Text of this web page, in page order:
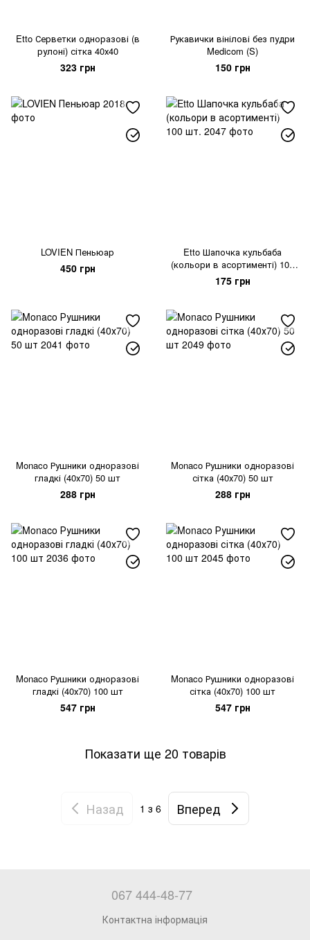
Etto Серветки одноразові (в
рулоні) сітка 40х40
323 грн
Рукавички вінілові без пудри
Medicom (S)
150 грн
LOVIEN Пеньюар
450 грн
Etto Шапочка кульбаба
(кольори в асортименті) 100
шт.
175 грн
Monaco Рушники одноразові
гладкі (40х70) 50 шт
288 грн
Monaco Рушники одноразові
сітка (40х70) 50 шт
288 грн
Monaco Рушники одноразові
гладкі (40х70) 100 шт
547 грн
Monaco Рушники одноразові
сітка (40х70) 100 шт
547 грн
Показати ще 20 товарів
Назад 1 з 6 Вперед
067 444-48-77
Контактна інформація